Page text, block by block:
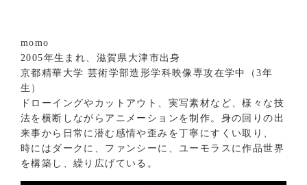
momo
2005年生まれ、滋賀県大津市出身
京都精華大学 芸術学部造形学科映像専攻在学中（3年
生）
ドローイングやカットアウト、実写素材など、様々な技
法を横断しながらアニメーションを制作。身の回りの出
来事から日常に潜む感情や歪みを丁寧にすくい取り、
時にはダークに、ファンシーに、ユーモラスに作品世界
を構築し、繰り広げている。